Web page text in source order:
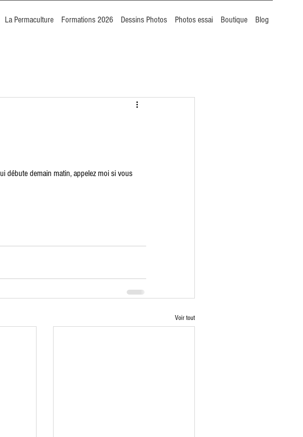
La Permaculture Formations 2026 Dessins Photos Photos essai Boutique Blog
débute demain matin, appelez moi si vous
Voir tout